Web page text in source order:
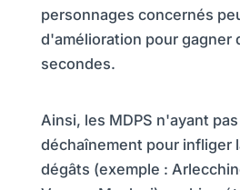
personnages concernés
d'amélioration pour gagner
secondes.
Ainsi, les MDPS n'ayant
déchaînement pour infliger
dégâts (exemple :